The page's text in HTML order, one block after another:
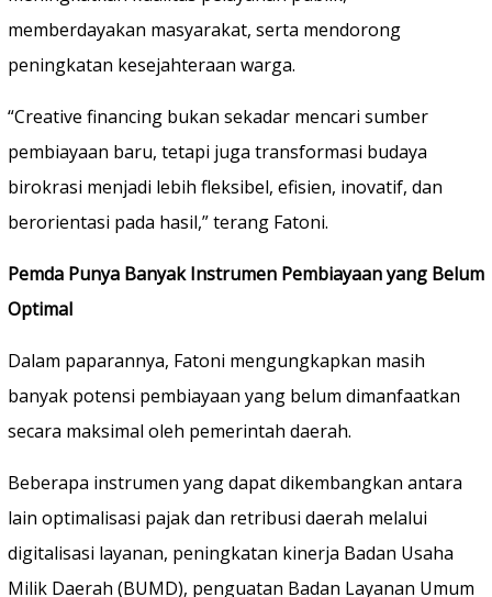
memberdayakan masyarakat, serta mendorong
peningkatan kesejahteraan warga.
“Creative financing bukan sekadar mencari sumber
pembiayaan baru, tetapi juga transformasi budaya
birokrasi menjadi lebih fleksibel, efisien, inovatif, dan
berorientasi pada hasil,” terang Fatoni.
Pemda Punya Banyak Instrumen Pembiayaan yang Belum
Optimal
Dalam paparannya, Fatoni mengungkapkan masih
banyak potensi pembiayaan yang belum dimanfaatkan
secara maksimal oleh pemerintah daerah.
Beberapa instrumen yang dapat dikembangkan antara
lain optimalisasi pajak dan retribusi daerah melalui
digitalisasi layanan, peningkatan kinerja Badan Usaha
Milik Daerah (BUMD), penguatan Badan Layanan Umum